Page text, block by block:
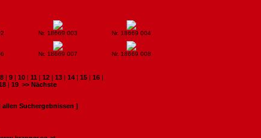
Nr. 18669 003 Nr. 18669 004
Nr. 18669 007 Nr. 18669 008
8 | 9 | 10 | 11 | 12 | 13 | 14 | 15 | 16 |
| 19 >> Nächste
allen Suchergebnissen ]